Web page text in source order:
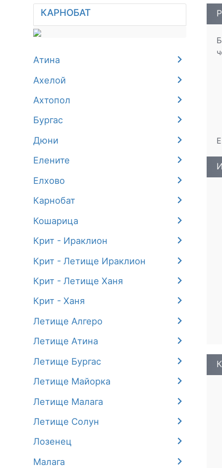
КАРНОБАТ
Атина
Ахелой
Ахтопол
Бургас
Дюни
Елените
Елхово
Карнобат
Кошарица
Крит - Ираклион
Крит - Летище Ираклион
Крит - Летище Ханя
Крит - Ханя
Летище Алгеро
Летище Атина
Летище Бургас
Летище Майорка
Летище Малага
Летище Солун
Лозенец
Малага